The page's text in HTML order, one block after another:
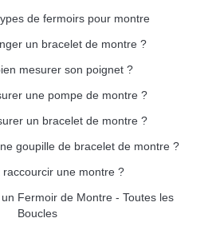
de fermoirs pour montre
un bracelet de montre ?
mesurer son poignet ?
une pompe de montre ?
un bracelet de montre ?
goupille de bracelet de montre ?
raccourcir une montre ?
Fermoir de Montre - Toutes les
Boucles